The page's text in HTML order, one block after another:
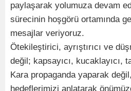
paylaşarak yolumuza devam
sürecinin hoşgörü ortamında
mesajlar veriyoruz.
Ötekileştirici, ayrıştırıcı ve
değil; kapsayıcı, kucaklayıcı,
Kara propaganda yaparak
hedeflerimizi anlatarak